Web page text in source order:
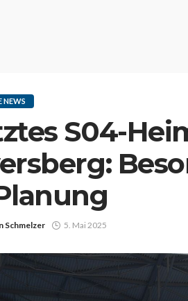
NEWS
S04-
Schmelzer 5. Mai 2025